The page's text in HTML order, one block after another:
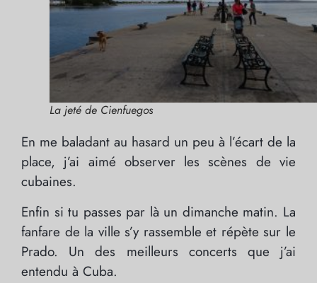
La jeté de Cienfuegos
En me baladant au hasard un peu à l’écart de la
place, j’ai aimé observer les scènes de vie
cubaines.
Enfin si tu passes par là un dimanche matin. La
fanfare de la ville s’y rassemble et répète sur le
Prado. Un des meilleurs concerts que j’ai
entendu à Cuba.